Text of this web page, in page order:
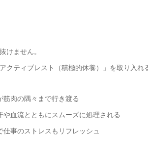
けません。
クティブレスト（積極的休養）」を取り入れ
筋肉の隅々まで行き渡る
や血流とともにスムーズに処理される
事のストレスもリフレッシュ